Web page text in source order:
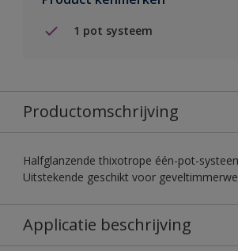
1 pot systeem
Productomschrijving
Halfglanzende thixotrope één-pot-
Uitstekende geschikt voor
Applicatie beschrijving